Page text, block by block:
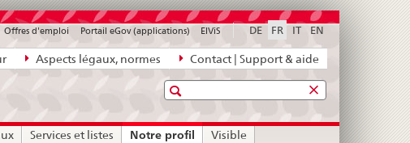
Aspects légaux, normes Contact | Support & aide
DE FR IT EN
Offres d'emploi Portail eGov (applications) ElViS
Recherche
Services et listes Notre profil current
Visible